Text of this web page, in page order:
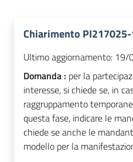
Chiarimento
Ultimo aggiornamento: 19/
Domanda : per la
interesse, si chiede se, in
raggruppamento
questa fase, indicare le
chiede se anche le
modello per la